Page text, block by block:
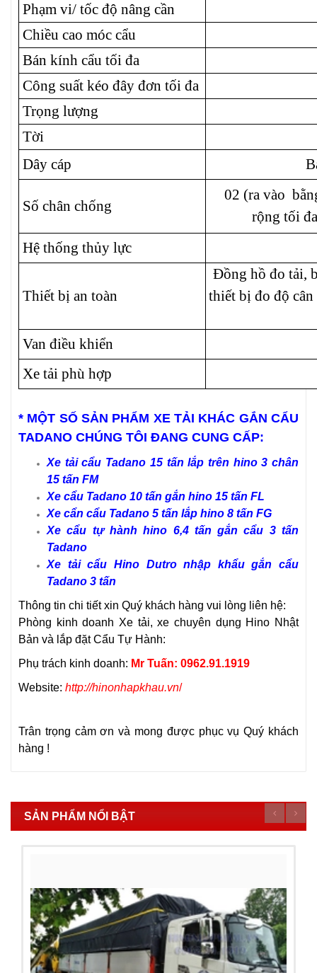
Phạm vi/ tốc độ nâng cần
Chiều cao móc cẩu
Bán kính cẩu tối đa
Công suất kéo đây đơn tối đa
Trọng lượng
Tời
Dây cáp
Số chân chống
02 (ra vào
rộng tối
Hệ thống thủy lực
Thiết bị an toàn
Đồng hồ đo tải,
thiết bị đo độ cân
Van điều khiển
Xe tải phù hợp
* MỘT SỐ SẢN PHẨM XE TẢI KHÁC GẮN CẨU
TADANO CHÚNG TÔI ĐANG CUNG CẤP:
Xe tải cẩu Tadano 15 tấn lắp trên hino 3 chân
15 tấn FM
Xe cẩu Tadano 10 tấn gắn hino 15 tấn FL
Xe cẩn cẩu Tadano 5 tấn lắp hino 8 tấn FG
Xe cẩu tự hành hino 6,4 tấn gắn cẩu 3 tấn
Tadano
Xe tải cẩu Hino Dutro nhập khẩu gắn cẩu
Tadano 3 tấn
Thông tin chi tiết xin Quý khách hàng vui lòng liên hệ:
Phòng kinh doanh Xe tải, xe chuyên dụng Hino Nhật
Bản và lắp đặt Cẩu Tự Hành:
Phụ trách kinh doanh: Mr Tuấn: 0962.91.1919
Website: http://hinonhapkhau.vn/
Trân trọng cảm ơn và mong được phục vụ Quý khách
hàng !
SẢN PHẨM NỔI BẬT